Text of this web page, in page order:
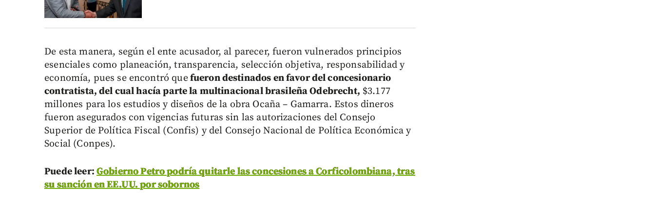
De esta manera, según el ente acusador, al parecer, fueron vulnerados principios
esenciales como planeación, transparencia, selección objetiva, responsabilidad y
economía, pues se encontró quefueron destinados en favor del concesionario
contratista, del cual hacía parte la multinacional brasileña Odebrecht, $3.177
millones para los estudios y diseños de la obra Ocaña – Gamarra. Estos dineros
fueron asegurados con vigencias futuras sin las autorizaciones del Consejo
Superior de Política Fiscal (Confis) y del Consejo Nacional de Política Económica y
Social (Conpes).
Puede leer: Gobierno Petro podría quitarle las concesiones a Corficolombiana, tras
su sanción en EE.UU. por sobornos